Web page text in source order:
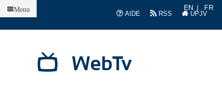
AIDE
RSS UPJV
EN FR
WebTv
Menu